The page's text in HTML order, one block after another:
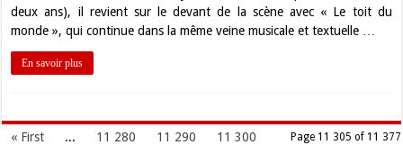
deux ans), il revient sur le devant de la scène avec « Le toit du
monde », qui continue dans la même veine musicale et textuelle …
En savoir plus
Page 11 305 of 11 377
« First ... 11 280 11 290
11 300